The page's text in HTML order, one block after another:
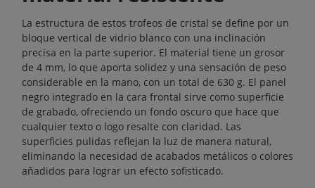
La estructura de estos trofeos de cristal se define por un
bloque vertical de vidrio blanco con una inclinación
precisa en la parte superior. El material tiene un grosor
de 4 mm, lo que aporta solidez y una sensación de peso
considerable en la mano, con un total de 630 g. El panel
negro integrado en la cara frontal sirve como superficie
de grabado, ofreciendo un fondo oscuro que hace que
cualquier texto o logo resalte con claridad. Las
superficies pulidas reflejan la luz de manera natural,
eliminando la necesidad de acabados metálicos o colores
añadidos para lograr un efecto sofisticado.